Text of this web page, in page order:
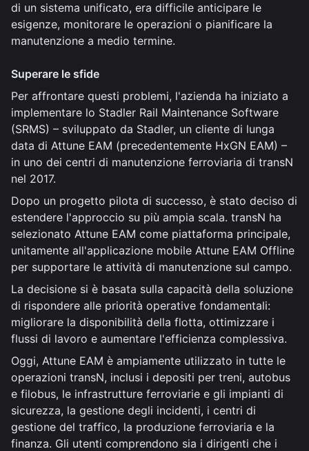
di un sistema unificato, era difficile anticipare le
esigenze, monitorare le operazioni o pianificare la
manutenzione a medio termine.
Superare le sfide
Per affrontare questi problemi, l'azienda ha iniziato a
implementare lo Stadler Rail Maintenance Software
(SRMS) – sviluppato da Stadler, un cliente di lunga
data di Attune EAM (precedentemente HxGN EAM) –
in uno dei centri di manutenzione ferroviaria di transN
nel 2017.
Dopo un progetto pilota di successo, è stato deciso di
estendere l'approccio su più ampia scala. transN ha
selezionato Attune EAM come piattaforma principale,
unitamente all'applicazione mobile Attune EAM Offline
per supportare le attività di manutenzione sul campo.
La decisione si è basata sulla capacità della soluzione
di rispondere alle priorità operative fondamentali:
migliorare la disponibilità della flotta, ottimizzare i
flussi di lavoro e aumentare l'efficienza complessiva.
Oggi, Attune EAM è ampiamente utilizzato in tutte le
operazioni transN, inclusi i depositi per treni, autobus
e filobus, le infrastrutture ferroviarie e gli impianti di
sicurezza, la gestione degli incidenti, i centri di
gestione del traffico, la produzione ferroviaria e la
finanza. Gli utenti comprendono sia i dirigenti che i